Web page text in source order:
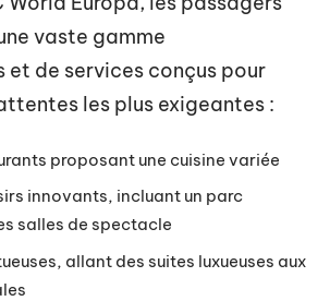
vaste gamme
et de services conçus pour
les plus exigeantes :
proposant une cuisine variée
innovants, incluant un parc
salles de spectacle
allant des suites luxueuses aux